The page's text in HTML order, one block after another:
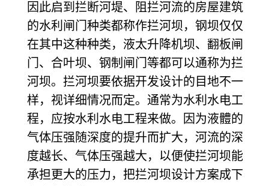
因此启到拦断河堤、阻拦河流的房屋建筑
的水利闸门种类都称作拦河坝，钢坝仅仅
在其中这种种类，液太升降机坝、翻板闸
门、合叶坝、钢制闸门等都可以通称为拦
河坝。拦河坝要依据开发设计的目地不一
样，视详细情况而定。通常为水利水电工
程，应按水利水电工程来做。因为液體的
气体压强随深度的提升而扩大，河流的深
度越长、气体压强越大，以便使拦河坝能
承担更大的压力，把拦河坝设计方案成下